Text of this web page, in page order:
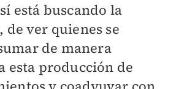
está buscando la
de ver quienes se
de manera
esta producción de